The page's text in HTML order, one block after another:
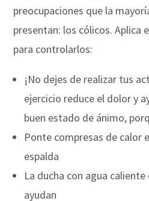
preocupaciones que la
presentan: los cólicos. Aplica
para controlarlos:
¡No dejes de realizar tus
ejercicio reduce el dolor y
buen estado de ánimo,
Ponte compresas de calor
espalda
La ducha con agua
ayudan